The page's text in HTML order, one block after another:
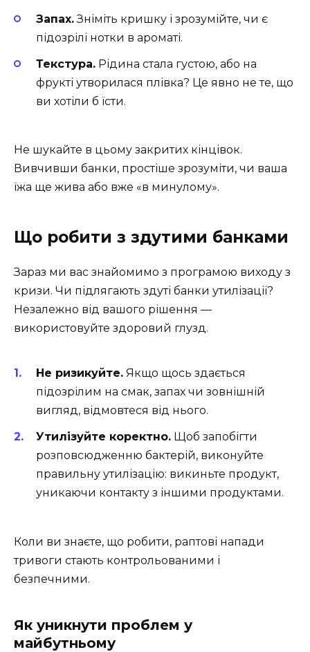
Запах.Зніміть кришку і зрозумійте, чи є
підозрілі нотки в ароматі.
Текстура. Рідина стала густою, або на
фрукті утворилася плівка? Це явно не те, що
ви хотіли б їсти.
Не шукайте в цьому закритих кінцівок.
Вивчивши банки, простіше зрозуміти, чи ваша
їжа ще жива або вже «в минулому».
Що робити з здутими банками
Зараз ми вас знайомимо з програмою виходу з
кризи. Чи підлягають здуті банки утилізації?
Незалежно від вашого рішення —
використовуйте здоровий глузд.
Не ризикуйте. Якщо щось здається
підозрілим на смак, запах чи зовнішній
вигляд, відмовтеся від нього.
Утилізуйте коректно. Щоб запобігти
розповсюдженню бактерій, виконуйте
правильну утилізацію: викиньте продукт,
уникаючи контакту з іншими продуктами.
Коли ви знаєте, що робити, раптові напади
тривоги стають контрольованими і
безпечними.
Як уникнути проблем у
майбутньому